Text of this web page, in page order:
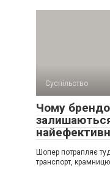
Суспільство
Чому
Шопер потрапляє
транспорт,